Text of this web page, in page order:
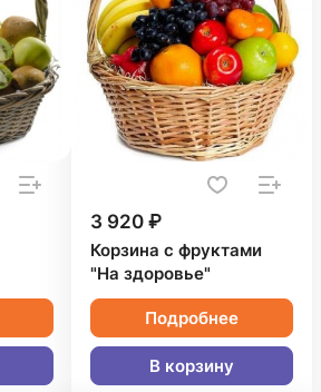
3 920 ₽
Корзина с фруктами
"На здоровье"
Подробнее
В корзину